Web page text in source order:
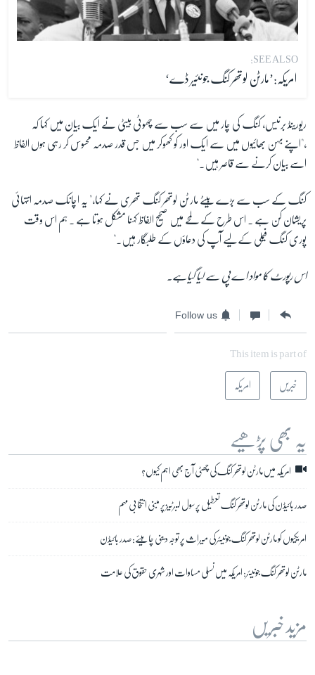
SEE ALSO:
امریکہ:’مارٹن لوتھر کنگ جونئیر ڈے‘
ریورینڈ برنیس، کنگ کی چار میں سے سب سے چھوٹی بیٹی نے ایک بیان میں کہا کہ
،"اپنے بہن بھائیوں میں سے ایک اور کو کھوکر میں جس قدر صدمہ محسوس کر رہی ہوں الفاظ
اسے بیان کرنے سے قاصر ہیں۔"
کنگ کے سب سے بڑے بیٹے مارٹن لوتھر کنگ تھری نے کہا،" یہ اچانک صدمہ انتہائی
پریشان کن ہے ۔ اس طرح کے لمحے میں صحیح الفاظ کہنا مشکل ہوتا ہے ۔ ہم اس وقت
پوری کنگ فیملی کےلیے آپ کی دعاؤں کے طلبگار ہیں۔"
اس رپورٹ کا مواد اے پی سے لیا گیاہے۔
Follow us
This item is part of
خبریں امریکہ
یہ بھی پڑھیے
امریکہ میں مارٹن لوتھر کنگ کی چھٹی آج بھی اہم کیوں؟
صدر بائیڈن کی مارٹن لوتھر کنگ تعطیل پر سول لبرٹیز پر مبنی انتخابی مہم
امریکیوں کو مارٹن لوتھر کنگ جونیئر کی میراث پر توجہ دینی چاہیئے: صدر بائیڈن
مارٹن لوتھر کنگ جونیئر: امریکہ میں نسلی مساوات اور شہری حقوق کی علامت
مزید خبریں